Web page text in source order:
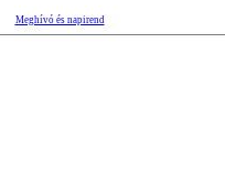
Meghívó és napirend